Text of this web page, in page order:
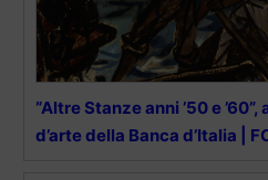
“Altre Stanze anni ’50 e
d’arte della Banca d’Italia |